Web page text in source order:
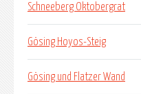
Schneeberg Oktobergrat
Gösing Hoyos-Steig
Gösing und Flatzer Wand